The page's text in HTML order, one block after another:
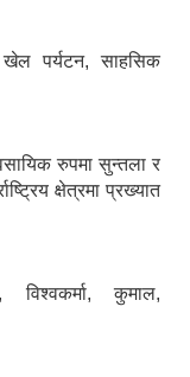
खेल पर्यटन, साहसिक
रुपमा सुन्तला र
क्षेत्रमा प्रख्यात
विश्वकर्मा, कुमाल,